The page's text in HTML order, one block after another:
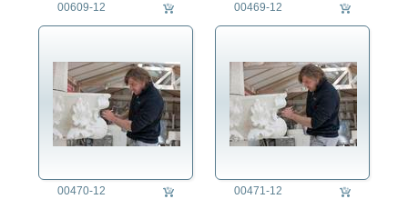
Dirigent/in
Dreher/in
Edelsteinschleifer/in
Elektriker/in
Elektrotechniker/in
Ergotherapeut/in
Falkner/in
00609-12 00469-12
00470-12 00471-12